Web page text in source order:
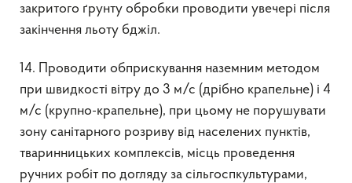
закритого ґрунту обробки проводити увечері після
закінчення льоту бджіл.
14. Проводити обприскування наземним методом
при швидкості вітру до 3 м/с (дрібно крапельне) і 4
м/с (крупно-крапельне), при цьому не порушувати
зону санітарного розриву від населених пунктів,
тваринницьких комплексів, місць проведення
ручних робіт по догляду за сільгоспкультурами,